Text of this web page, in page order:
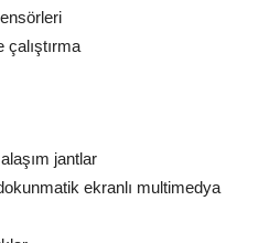
çalıştırma
jantlar
ekranlı multimedya